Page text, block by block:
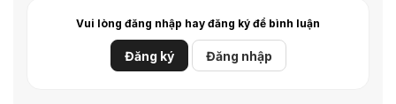
Vui lòng đăng nhập hay đăng ký để bình luận
Đăng ký Đăng nhập